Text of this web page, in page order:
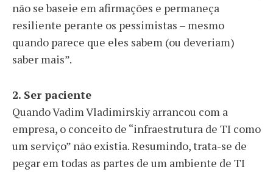
não se baseie em afirmações e permaneça
resiliente perante os pessimistas – mesmo
quando parece que eles sabem (ou deveriam)
saber mais”.
2. Ser paciente
Quando Vadim Vladimirskiy arrancou com a
empresa, o conceito de “infraestrutura de TI como
um serviço” não existia. Resumindo, trata-se de
pegar em todas as partes de um ambiente de TI